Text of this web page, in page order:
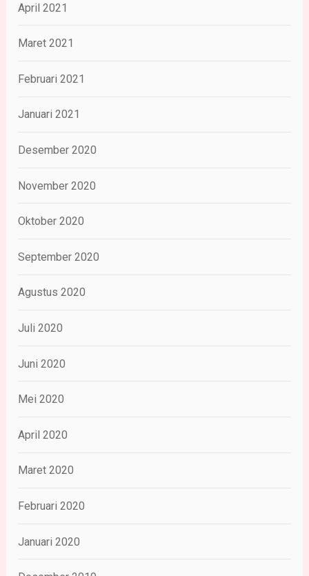
April 2021
Maret 2021
Februari 2021
Januari 2021
Desember 2020
November 2020
Oktober 2020
September 2020
Agustus 2020
Juli 2020
Juni 2020
Mei 2020
April 2020
Maret 2020
Februari 2020
Januari 2020